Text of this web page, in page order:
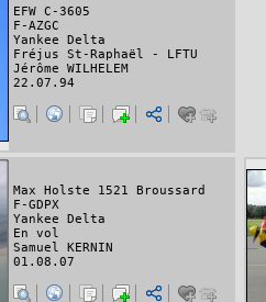
EFW C-3605
F-AZGC
Yankee Delta
Fréjus St-Raphaël - LFTU
Jérôme WILHELEM
22.07.94
Max Holste 1521 Broussard
F-GDPX
Yankee Delta
En vol
Samuel KERNIN
01.08.07